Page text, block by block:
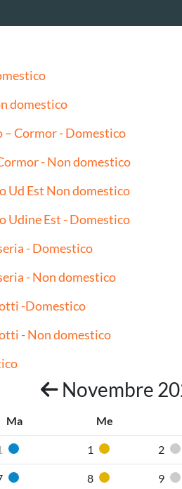
domestico
– Cormor - Domestico
- Non domestico
Ud Est Non domestico
Udine Est - Domestico
- Domestico
- Non domestico
-Domestico
- Non domestico
Novembre
Ma Me
Carta 1 Plastica 2
Carta 8 Plastica 9